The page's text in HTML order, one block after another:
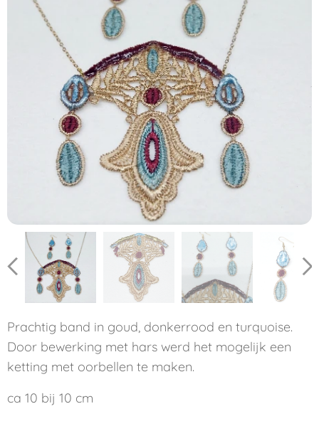
Prachtig band in goud, donkerrood en turquoise.
Door bewerking met hars werd het mogelijk een
ketting met oorbellen te maken.
ca 10 bij 10 cm